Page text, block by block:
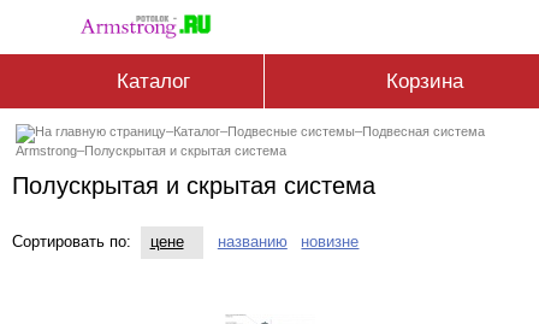
Каталог Корзина
–Каталог–Подвесные системы–Подвесная система
Armstrong–Полускрытая и скрытая система
Полускрытая и скрытая система
Сортировать по: цене названию новизне